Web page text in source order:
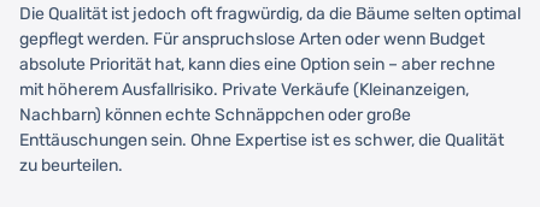
Die Qualität ist jedoch oft fragwürdig, da die Bäume selten optimal
gepflegt werden. Für anspruchslose Arten oder wenn Budget
absolute Priorität hat, kann dies eine Option sein – aber rechne
mit höherem Ausfallrisiko. Private Verkäufe (Kleinanzeigen,
Nachbarn) können echte Schnäppchen oder große
Enttäuschungen sein. Ohne Expertise ist es schwer, die Qualität
zu beurteilen.